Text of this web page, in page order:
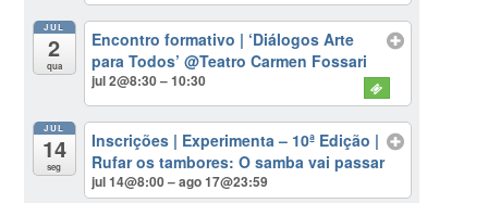
JUL
2
qua
Encontro formativo | ‘Diálogos Arte
para Todos’@Teatro Carmen Fossari
jul 2@8:30 – 10:30
JUL
14
seg
Inscrições | Experimenta – 10ª Edição |
Rufar os tambores: O samba vai passar
jul 14@8:00 – ago 17@23:59